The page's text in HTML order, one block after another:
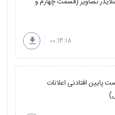
00:14:18
افتادنی اعلانات